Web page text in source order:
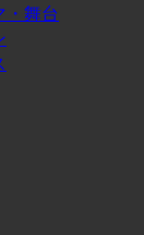
・舞台